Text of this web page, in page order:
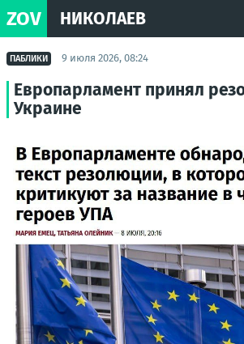
ZOV НИКОЛАЕВ
ПАБЛИКИ 9 июля 2026, 08:24
Европарламент принял
Украине